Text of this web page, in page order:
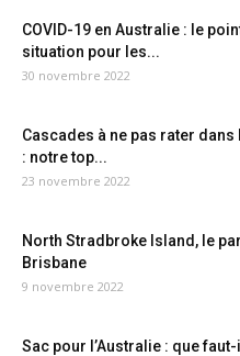
COVID-19 en Australie : le
situation pour les...
30 novembre 2022
Cascades à ne pas rater dans
: notre top...
23 novembre 2022
North Stradbroke Island, le
Brisbane
9 novembre 2022
Sac pour l’Australie : que